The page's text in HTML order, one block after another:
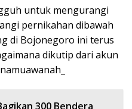
untuk mengurangi
pernikahan dibawah
di Bojonegoro ini terus
dikutip dari akun
300 Bendera